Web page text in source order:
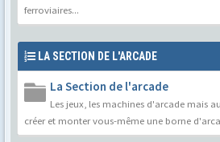
ferroviaires...
LA SECTION DE L'ARCADE
La Section de l'arcade
Les jeux, les machines d'arcade mais
créer et monter vous-même une borne